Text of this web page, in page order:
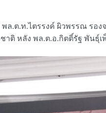
พล.ต.ท.ไตรรงค์ ผิวพรรณ รอ
าติ หลัง พล.ต.อ.กิตติ์รัฐ พันธุ์